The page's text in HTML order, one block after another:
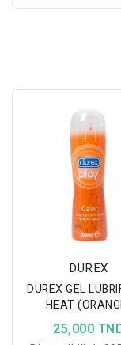
DUREX
DUREX GEL
HEAT
25,000